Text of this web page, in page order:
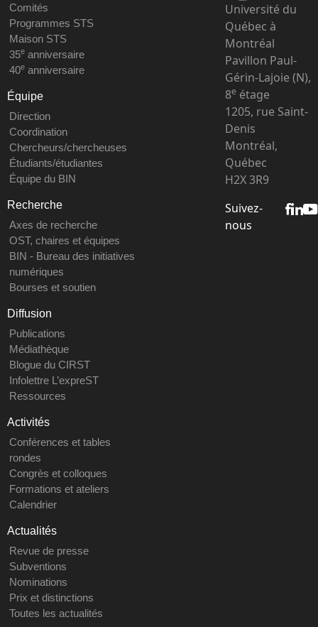
Comités
Programmes STS
Maison STS
35eanniversaire
40eanniversaire
Équipe
Direction
Coordination
Chercheurs/chercheuses
Étudiants/étudiantes
Équipe du BIN
Recherche
Axes de recherche
OST, chaires et équipes
BIN - Bureau des initiatives
numériques
Bourses et soutien
Diffusion
Publications
Médiathèque
Blogue du CIRST
Infolettre L’expreST
Ressources
Activités
Conférences et tables
rondes
Congrès et colloques
Formations et ateliers
Calendrier
Actualités
Revue de presse
Subventions
Nominations
Prix et distinctions
Toutes les actualités
Université du
Québec à
Montréal
Pavillon Paul-
Gérin-Lajoie (N),
8e étage
1205, rue Saint-
Denis
Montréal,
Québec
H2X 3R9
Suivez-
nous